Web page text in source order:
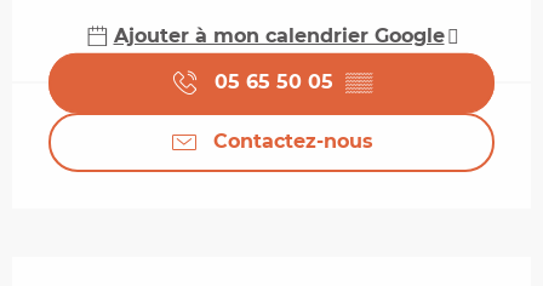
Ajouter à mon calendrier Google
05 65 50 05 ▒▒
Contactez-nous